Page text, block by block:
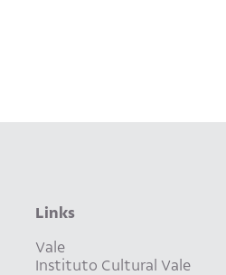
Links
Vale
Instituto Cultural Vale